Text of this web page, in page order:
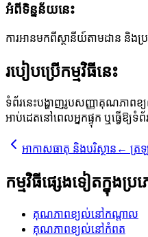
អំពីទិន្នន័យនេះ
ការអានមកពីស្ថានីយ៍តាមដាន និង
របៀបប្រើកម្មវិធីនេះ
ទំព័រនេះបង្ហាញរូបសញ្ញាគុណភាពខ្
អាប់ដេតនៅពេលអ្នកផ្ទុក ឬធ្វើឱ្យទំ
អាកាសធាតុ និងបរិស្ថាន ← ត្រ
កម្មវិធីផ្សេងទៀតក្នុងប្រ
គុណភាពខ្យល់នៅកណ្តាល
គុណភាពខ្យល់នៅកំពត